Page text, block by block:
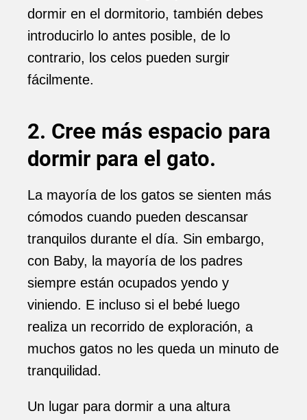
dormir en el dormitorio, también debes
introducirlo lo antes posible, de lo
contrario, los celos pueden surgir
fácilmente.
2. Cree más espacio para
dormir para el gato.
La mayoría de los gatos se sienten más
cómodos cuando pueden descansar
tranquilos durante el día. Sin embargo,
con Baby, la mayoría de los padres
siempre están ocupados yendo y
viniendo. E incluso si el bebé luego
realiza un recorrido de exploración, a
muchos gatos no les queda un minuto de
tranquilidad.
Un lugar para dormir a una altura